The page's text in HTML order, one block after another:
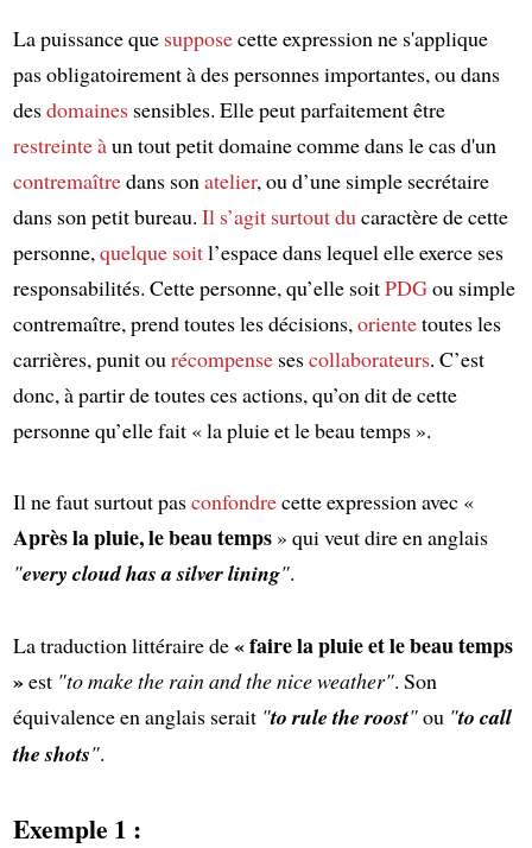
La puissance que supposecette expression ne s'applique
pas obligatoirement à des personnes importantes, ou dans
desdomainessensibles. Elle peut parfaitement être
restreinte àun tout petit domaine comme dans le cas d'un
contremaîtredans son atelier, ou d’une simple secrétaire
dans son petit bureau. Il s’agit surtout du caractère de cette
personne, quelque soitl’espace dans lequel elle exerce ses
responsabilités. Cette personne, qu’elle soitPDGou simple
contremaître, prend toutes les décisions, orientetoutes les
carrières, punit ou récompensesescollaborateurs. C’est
donc, à partir de toutes ces actions, qu’on dit de cette
personne qu’elle fait « la pluie et le beau temps ».
Il ne faut surtout pasconfondrecette expression avec «
Après la pluie, le beau temps» qui veut dire en anglais
"every cloud has a silver lining".
La traduction littéraire de« faire la pluie et le beau temps
»est "to make the rain and the nice weather". Son
équivalence en anglais serait "to rule the roost"ou "to call
the shots".
Exemple 1 :